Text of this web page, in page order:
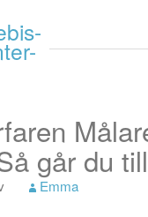
går du
Emma